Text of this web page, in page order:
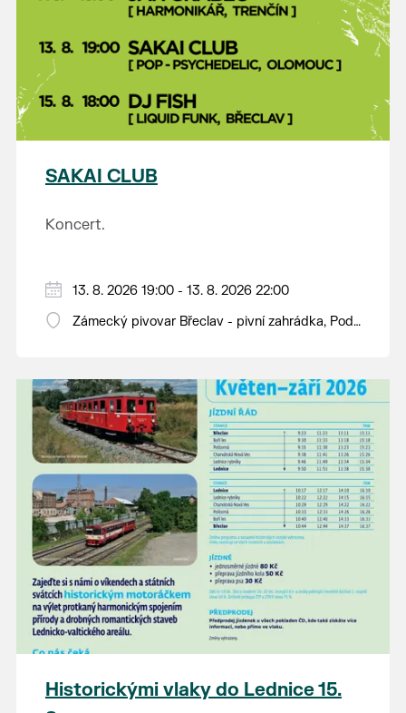
SAKAI CLUB
Koncert.
13. 8. 2026 19:00 - 13. 8. 2026 22:00
Zámecký pivovar Břeclav - pivní zahrádka, Pod
Historickými vlaky do Lednice 15.